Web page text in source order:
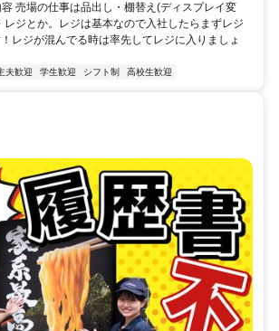
売場の仕事は品出し・棚替え(ディスプレイ変
レジとか。レジは基本なので入社したらまずレジ
レジが混んでる時は率先してレジに入りましょ
夫歓迎 学生歓迎 シフト制 高校生歓迎